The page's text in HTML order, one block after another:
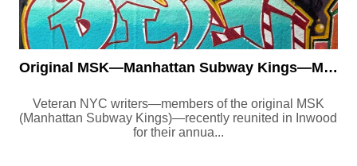
Original MSK—Manhattan Subway Kings—Members and Friends Reunit...
Veteran NYC writers—members of the original MSK
(Manhattan Subway Kings)—recently reunited in Inwood
for their annua...